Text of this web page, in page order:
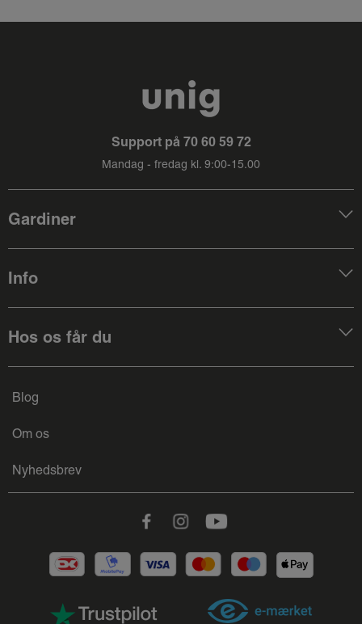
Support på 70 60 59 72
Mandag - fredag kl. 9:00-15.00
Gardiner
Info
Hos os får du
Blog
Om os
Nyhedsbrev
FacebookInstagramYoutube